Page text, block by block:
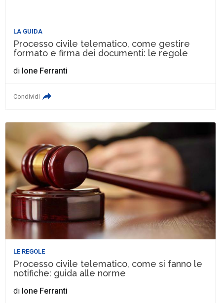
LA GUIDA
Processo civile telematico, come gestire
formato e firma dei documenti: le regole
di Ione Ferranti
Condividi
LE REGOLE
Processo civile telematico, come si fanno le
notifiche: guida alle norme
di Ione Ferranti